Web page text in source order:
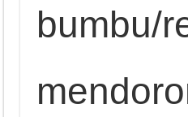
bumbu/